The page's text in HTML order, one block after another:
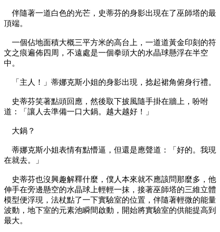
伴隨著一道白色的光芒，史蒂芬的身影出現在了巫師塔的最
頂端。
一個佔地面積大概三平方米的高台上，一道道黃金印刻的符
文之痕遍佈四周，不遠處是一個拳頭大的水晶球懸浮在半空
中。
「主人！」蒂娜克斯小姐的身影出現，捻起裙角俯身行禮。
史蒂芬笑著點頭回應，然後取下披風隨手掛在牆上，吩咐
道：「讓人去準備一口大鍋。越大越好！」
大鍋？
蒂娜克斯小姐表情有點懵逼，但還是應聲道：「好的。我現
在就去。」
史蒂芬也沒興趣解釋什麼，僕人本來就不應該問那麼多，他
伸手在旁邊懸空的水晶球上輕輕一抹，接著巫師塔的三維立體
模型便浮現，法杖點了一下實驗室的位置，伴隨著輕微的能量
波動，地下室的元素池瞬間啟動，開始將實驗室的供能提高到
最大。